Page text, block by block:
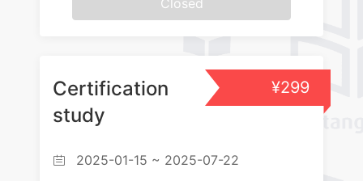
Closed
¥299
Certification
study
 2025-01-15 ~ 2025-07-22